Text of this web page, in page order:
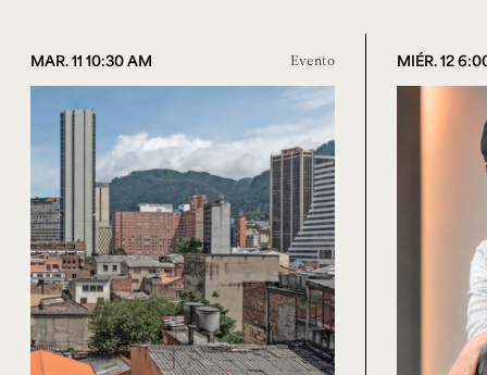
MAR. 11 10:30 AM Evento MIÉR. 12